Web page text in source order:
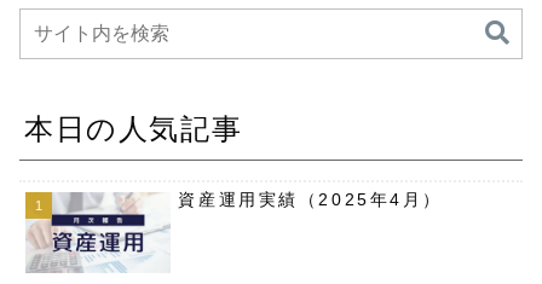
本日の人気記事
資産運用実績（2025年4月）